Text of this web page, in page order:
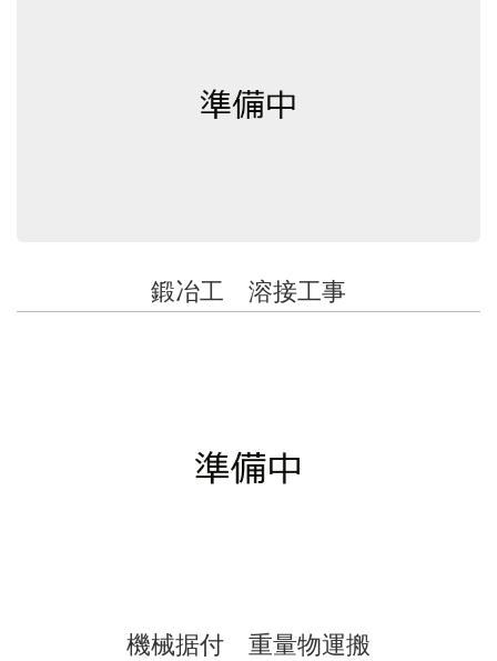
鍛冶工 溶接工事
機械据付 重量物運搬